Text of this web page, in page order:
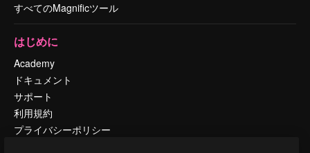
すべてのMagnificツール
はじめに
Academy
ドキュメント
サポート
利用規約
プライバシーポリシー